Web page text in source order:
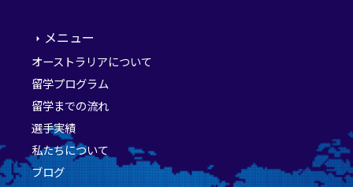
メニュー
オーストラリアについて
留学プログラム
留学までの流れ
選手実績
私たちについて
ブログ